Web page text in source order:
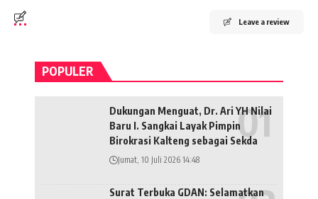
Leave a review
POPULER
Dukungan Menguat, Dr. Ari YH Nilai
Baru I. Sangkai Layak Pimpin
Birokrasi Kalteng sebagai Sekda
Jumat, 10 Juli 2026 14:48
Surat Terbuka GDAN: Selamatkan